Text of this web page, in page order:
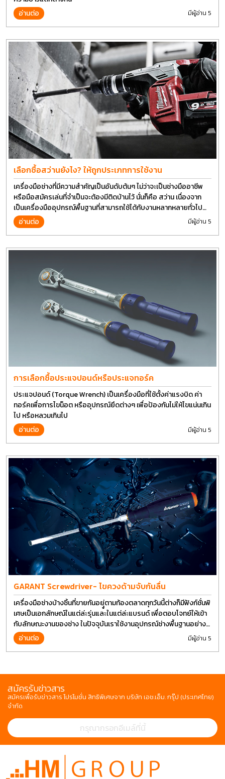
อ่านต่อ
มีผู้อ่าน 5
เลือกซื้อสว่านยังไง? ให้ถูกประเภทการใช้งาน
เครื่องมือช่างที่มีความสำคัญเป็นอันดับต้นๆ ไม่ว่าจะเป็นช่างมืออาชีพ
หรือมือสมัครเล่นที่จำเป็นจะต้องมีติดบ้านไว้ นั่นก็คือ สว่าน เนื่องจาก
เป็นเครื่องมืออุปกรณ์พื้นฐานที่สามารถใช้ได้กับงานหลากหลายทั่วไป
เรียกว่า เป็นเครื่องมือที่ใช้ง่าย ใครๆก็สามารถใช้ได้
อ่านต่อ มีผู้อ่าน 5
การเลือกซื้อประแจปอนด์หรือประแจทอร์ค
ประแจปอนด์ (Torque Wrench) เป็นเครื่องมือที่ใช้ตั้งค่าแรงบิด ค่า
ทอร์คเพื่อการไขน็อต หรืออุปกรณ์ยึดต่างๆ เพื่อป้องกันไม่ให้ไขแน่นเกิน
ไป หรือหลวมเกินไป
อ่านต่อ
มีผู้อ่าน 5
GARANT Screwdriver- ไขควงด้ามจับกันลื่น
เครื่องมือช่างบ้างชิ้นที่ขายกันอยุู่ตามท้องตลาดทุกวันนี้ต่างก็มีฟังก์ชั่นพิ
เศษเป็นเอกลักษณ์ในแต่ล่ะรุ่นและในแต่ล่ะแบรนด์ เพื่อตอบโจทย์ให้เข้า
กับลักษณะงานของช่าง ในปัจจุบันเราใช้งานอุปกรณ์ช่างพื้นฐานอย่าง
ไขควงกันในงานหลายประเภททำให้มีการปรับเปลี่ยนรูปแบบ
อ่านต่อ มีผู้อ่าน 5
สมัครรับข่าวสาร
สมัครเพื่อรับข่าวสาร โปรโมชั่น สิทธิพิเศษจาก บริษัท เอช.เอ็ม. กรุ๊ป (ประเทศไทย)
จำกัด